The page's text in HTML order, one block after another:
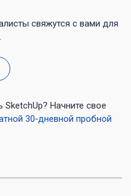
свяжутся с вами для
SketchUp? Начните свое
30‑дневной пробной